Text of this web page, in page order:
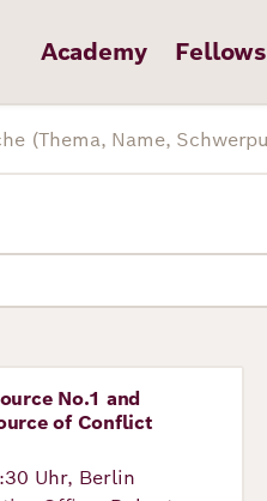
Academy Fellows
No.1 and
of Conflict
Uhr, Berlin